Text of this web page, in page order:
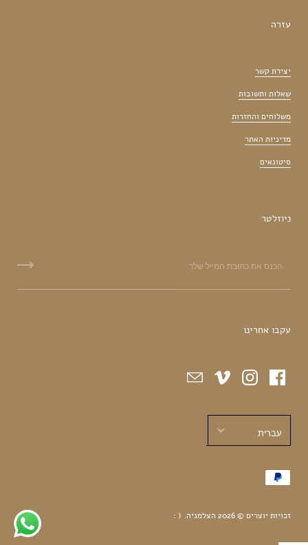
עזרה
יצירת קשר
שאלות ותשובות
משלוחים והחזרות
מדיניות האתר
סיטונאים
ניוזלטר
עקבו אחרינו
עברית
זכויות יוצרים © 2026 הצלמניה.
( :